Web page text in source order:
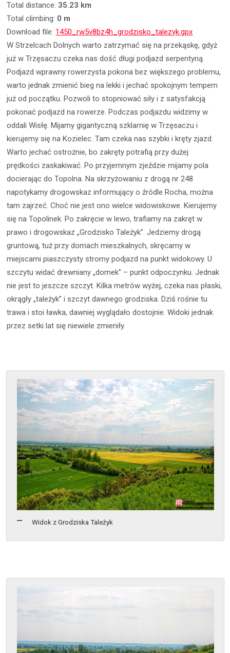
Total distance: 35.23 km
Total climbing: 0 m
Download file: 1450_rw5v8bz4h_grodzisko_talezyk.gpx
W Strzelcach Dolnych warto zatrzymać się na przekąskę, gdyż
już w Trzęsaczu czeka nas dość długi podjazd serpentyną.
Podjazd wprawny rowerzysta pokona bez większego problemu,
warto jednak zmienić bieg na lekki i jechać spokojnym tempem
już od początku. Pozwoli to stopniować siły i z satysfakcją
pokonać podjazd na rowerze. Podczas podjazdu widzimy w
oddali Wisłę. Mijamy gigantyczną szklarnię w Trzęsaczu i
kierujemy się na Kozielec. Tam czeka nas szybki i kręty zjazd.
Warto jechać ostrożnie, bo zakręty potrafią przy dużej
prędkości zaskakiwać. Po przyjemnym zjeździe mijamy pola
docierając do Topolna. Na skrzyżowaniu z drogą nr 248
napotykamy drogowskaz informujący o źródle Rocha, można
tam zajrzeć. Choć nie jest ono wielce widowiskowe. Kierujemy
się na Topolinek. Po zakręcie w lewo, trafiamy na zakręt w
prawo i drogowskaz „Grodzisko Tależyk”. Jedziemy drogą
gruntową, tuż przy domach mieszkalnych, skręcamy w
miejscami piaszczysty stromy podjazd na punkt widokowy. U
szczytu widać drewniany „domek” – punkt odpoczynku. Jednak
nie jest to jeszcze szczyt. Kilka metrów wyżej, czeka nas płaski,
okrągły „tależyk” i szczyt dawnego grodziska. Dziś rośnie tu
trawa i stoi ławka, dawniej wyglądało dostojnie. Widoki jednak
przez setki lat się niewiele zmieniły.
Widok z Grodziska Tależyk